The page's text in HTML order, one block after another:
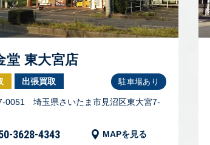
堂 東大宮店
出張買取 駐車場あり
0051 埼玉県さいたま市見沼区東大宮7-
3628-4343
MAPを見る